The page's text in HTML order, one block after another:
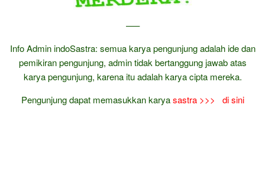
—–
Info Admin indoSastra: semua karya pengunjung adalah ide dan
pemikiran pengunjung, admin tidak bertanggung jawab atas
karya pengunjung, karena itu adalah karya cipta mereka.
Pengunjung dapat memasukkan karyasastra >>> di sini